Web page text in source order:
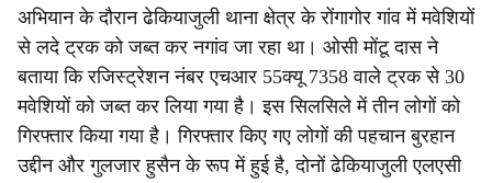
अभियान के दौरान ढेकियाजुली थाना क्षेत्र के रोंगागोर गांव में मवेशियों
से लदे ट्रक को जब्त कर नगांव जा रहा था। ओसी मोंटू दास ने
बताया कि रजिस्ट्रेशन नंबर एचआर 55क्यू 7358 वाले ट्रक से 30
मवेशियों को जब्त कर लिया गया है। इस सिलसिले में तीन लोगों को
गिरफ्तार किया गया है। गिरफ्तार किए गए लोगों की पहचान बुरहान
उद्दीन और गुलजार हुसैन के रूप में हुई है, दोनों ढेकियाजुली एलएसी